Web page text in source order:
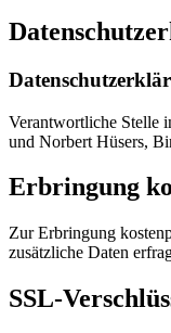
Verantwortliche Stelle
und Norbert Hüsers,
Erbringung
Zur Erbringung
zusätzliche Daten
SSL-